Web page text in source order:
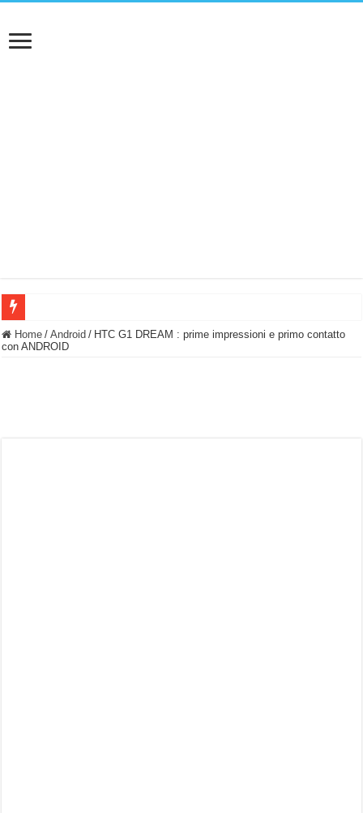
BASTA FATICARE! Questo robot tagliaerba lo appoggi e fa tutto lui! (Senza
Home / Android / HTC G1 DREAM : prime impressioni e primo contatto
con ANDROID